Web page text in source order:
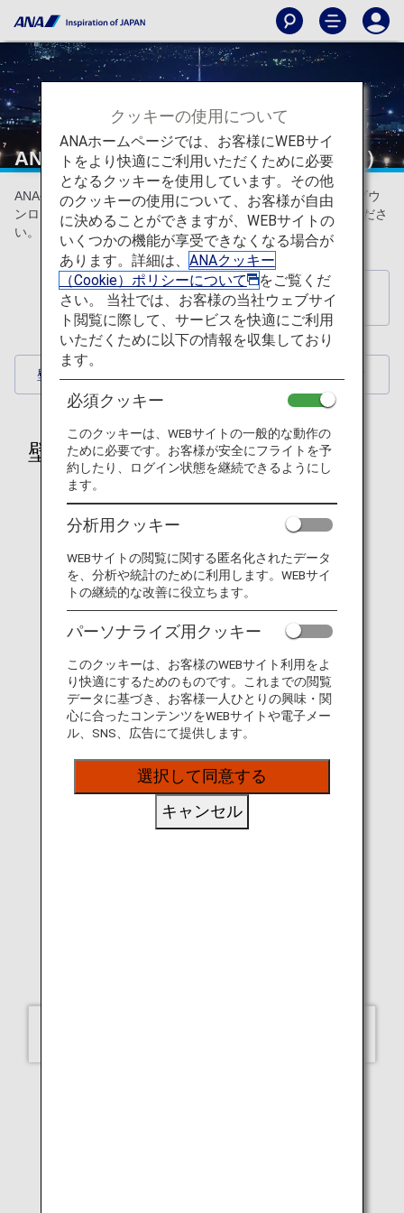
ANAオリジナル壁紙（スマートフォン）
ANA公式の飛行機や空などのスマートフォン用壁紙を無料でダウ
ンロードできます。お気に入りの1枚を壁紙としてお楽しみくださ
い。（隔月更新）
壁紙ダウンロードインデックスへ戻
る
壁紙ダウンロード
壁紙ダウンロード
飛行機
クッキーの使用について
ANAホームページでは、お客様にWEBサイ
トをより快適にご利用いただくために必要
となるクッキーを使用しています。その他
のクッキーの使用について、お客様が自由
に決めることができますが、WEBサイトの
いくつかの機能が享受できなくなる場合が
あります。詳細は、 ANAクッキー
（Cookie）ポリシーについて
をご覧くだ
さい。 当社では、お客様の当社ウェブサイ
ト閲覧に際して、サービスを快適にご利用
いただくために以下の情報を収集しており
ます。
必須クッキー
このクッキーは、WEBサイトの一般的な動作の
ために必要です。お客様が安全にフライトを予
約したり、ログイン状態を継続できるようにし
ます。
分析用クッキー
WEBサイトの閲覧に関する匿名化されたデータ
を、分析や統計のために利用します。WEBサイ
トの継続的な改善に役立ちます。
パーソナライズ用クッキー
このクッキーは、お客様のWEBサイト利用をよ
り快適にするためのものです。これまでの閲覧
データに基づき、お客様一人ひとりの興味・関
心に合ったコンテンツをWEBサイトや電子メー
ル、SNS、広告にて提供します。
選択して同意する
キャンセル